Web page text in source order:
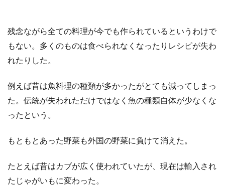
残念ながら全ての料理が今でも作られているというわけで
もない。多くのものは食べられなくなったりレシピが失わ
れたりした。
例えば昔は魚料理の種類が多かったがとても減ってしまっ
た。伝統が失われただけではなく魚の種類自体が少なくな
ったという。
もともとあった野菜も外国の野菜に負けて消えた。
たとえば昔はカブが広く使われていたが、現在は輸入され
たじゃがいもに変わった。